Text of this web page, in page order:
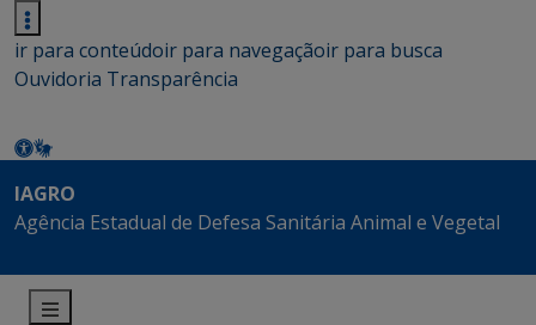
ir para conteúdoir para navegaçãoir para busca
Ouvidoria Transparência
IAGRO
Agência Estadual de Defesa Sanitária Animal e Vegetal